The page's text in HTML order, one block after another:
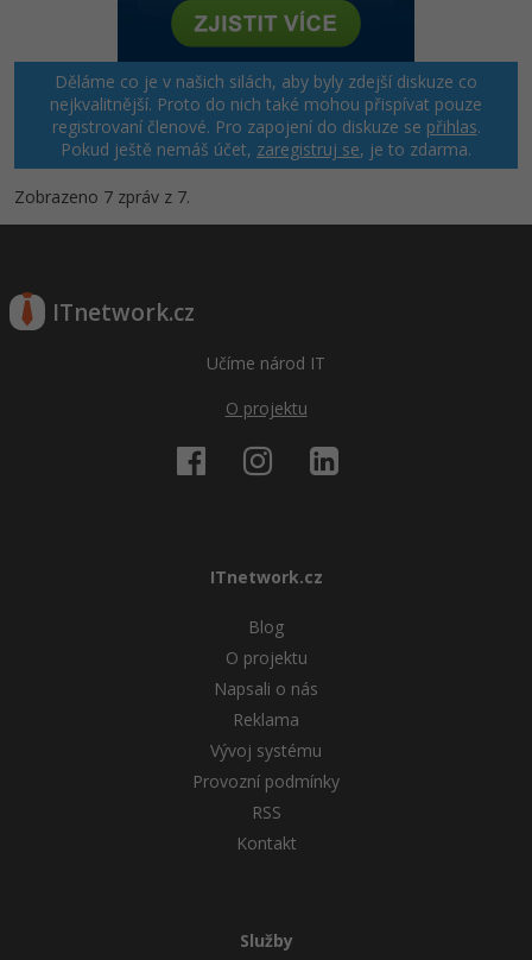
Děláme co je v našich silách, aby byly zdejší diskuze co
nejkvalitnější. Proto do nich také mohou přispívat pouze
registrovaní členové. Pro zapojení do diskuze se přihlas.
Pokud ještě nemáš účet, zaregistruj se, je to zdarma.
Zobrazeno 7 zpráv z 7.
ITnetwork.cz
Učíme národ IT
O projektu
ITnetwork.cz
Blog
O projektu
Napsali o nás
Reklama
Vývoj systému
Provozní podmínky
RSS
Kontakt
Služby